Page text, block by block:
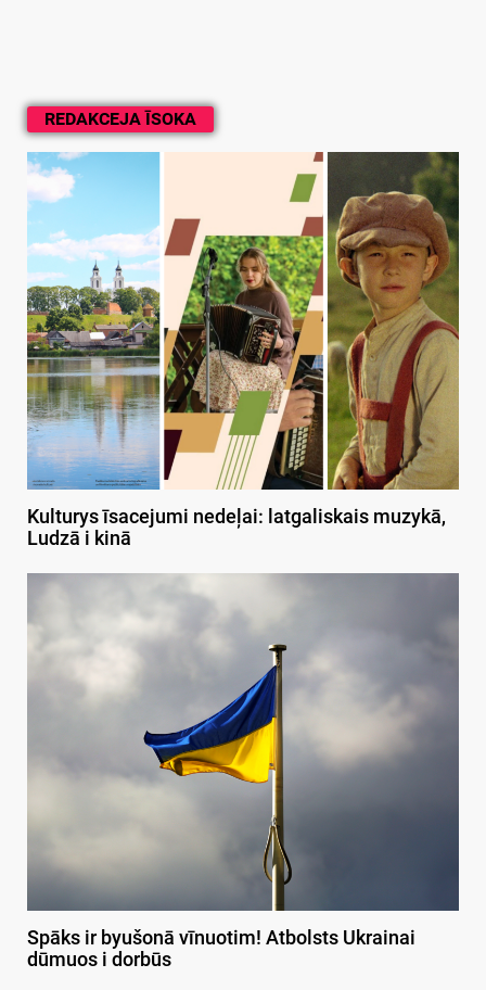
REDAKCEJA ĪSOKA
Kulturys īsacejumi nedeļai: latgaliskais muzykā,
Ludzā i kinā
Spāks ir byušonā vīnuotim! Atbolsts Ukrainai
dūmuos i dorbūs